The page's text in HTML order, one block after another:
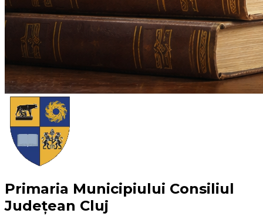
Primaria Municipiului Consiliul
Județean Cluj